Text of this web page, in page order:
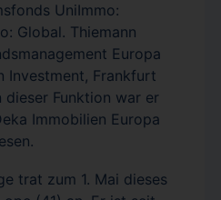
UniImmo:
Global. Thiemann
Europa
Investment, Frankfurt
dieser Funktion war er
Immobilien Europa
trat zum 1. Mai dieses